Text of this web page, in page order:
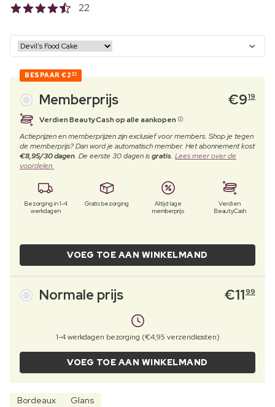
22
BESPAAR €2 80
Memberprijs €919
Verdien BeautyCash op alle aankopen
Actieprijzen en memberprijzen zijn exclusief voor members. Shop je tegen
de memberprijs? Dan word je automatisch member. Het abonnement kost
€8,95/30 dagen. De eerste 30 dagen isgratis. Lees meer over de
voordelen.
Bezorging in 1-4
werkdagen
Gratis bezorging
Altijd lage
memberprijs
Verdien
BeautyCash
VOEG TOE AAN WINKELMAND
Normale prijs €1199
1-4 werkdagen bezorging (€4,95 verzendkosten)
VOEG TOE AAN WINKELMAND
Bordeaux Glans